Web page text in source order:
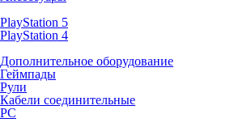
PlayStation 5
PlayStation 4
Дополнительное оборудование
Геймпады
Рули
Кабели соединительные
PC